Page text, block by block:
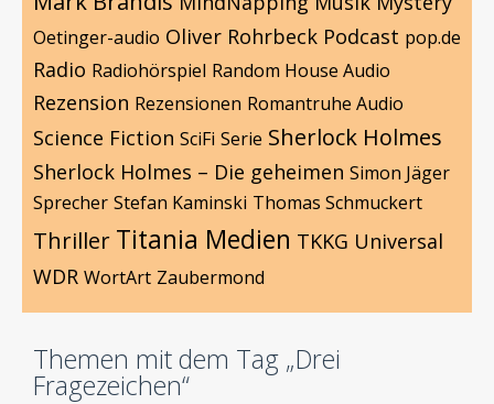
Oetinger-audio Oliver Rohrbeck Podcast pop.de
Radio Radiohörspiel Random House Audio
Rezension Rezensionen Romantruhe Audio
Science Fiction SciFi Serie Sherlock Holmes
Sherlock Holmes – Die geheimen Simon Jäger
Sprecher Stefan Kaminski Thomas Schmuckert
Thriller Titania Medien TKKG Universal
WDR WortArt Zaubermond
Themen mit dem Tag „Drei
Fragezeichen“